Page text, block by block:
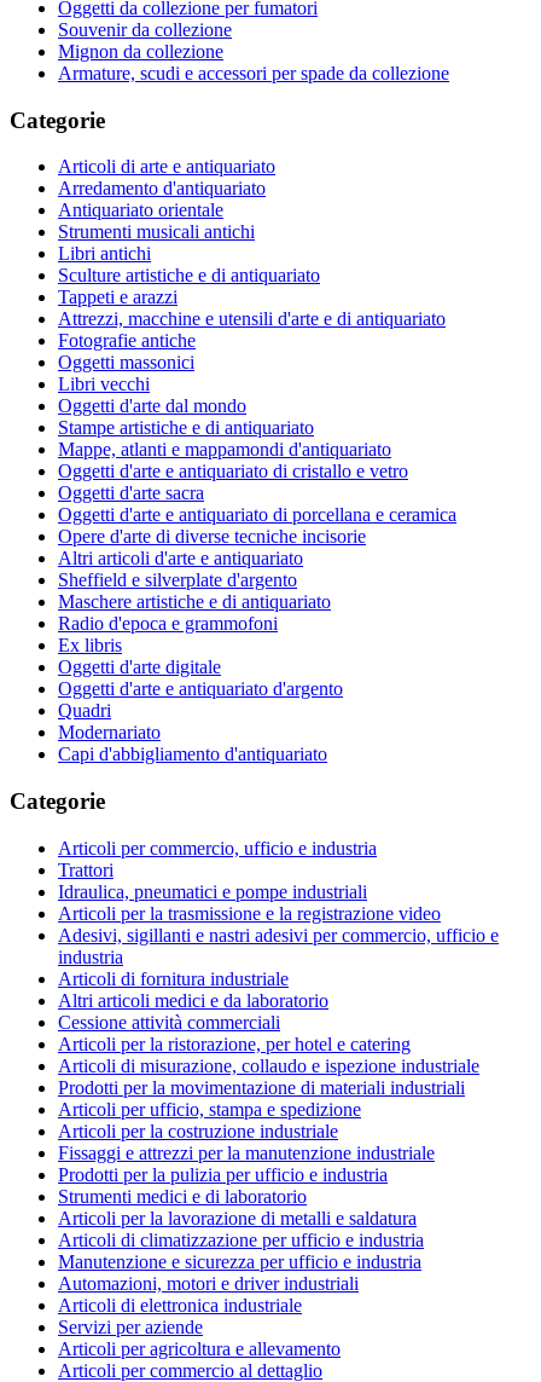
Oggetti da collezione per fumatori
Souvenir da collezione
Mignon da collezione
Armature, scudi e accessori per spade da collezione
Categorie
Articoli di arte e antiquariato
Arredamento d'antiquariato
Antiquariato orientale
Strumenti musicali antichi
Libri antichi
Sculture artistiche e di antiquariato
Tappeti e arazzi
Attrezzi, macchine e utensili d'arte e di antiquariato
Fotografie antiche
Oggetti massonici
Libri vecchi
Oggetti d'arte dal mondo
Stampe artistiche e di antiquariato
Mappe, atlanti e mappamondi d'antiquariato
Oggetti d'arte e antiquariato di cristallo e vetro
Oggetti d'arte sacra
Oggetti d'arte e antiquariato di porcellana e ceramica
Opere d'arte di diverse tecniche incisorie
Altri articoli d'arte e antiquariato
Sheffield e silverplate d'argento
Maschere artistiche e di antiquariato
Radio d'epoca e grammofoni
Ex libris
Oggetti d'arte digitale
Oggetti d'arte e antiquariato d'argento
Quadri
Modernariato
Capi d'abbigliamento d'antiquariato
Categorie
Articoli per commercio, ufficio e industria
Trattori
Idraulica, pneumatici e pompe industriali
Articoli per la trasmissione e la registrazione video
Adesivi, sigillanti e nastri adesivi per commercio, ufficio e
industria
Articoli di fornitura industriale
Altri articoli medici e da laboratorio
Cessione attività commerciali
Articoli per la ristorazione, per hotel e catering
Articoli di misurazione, collaudo e ispezione industriale
Prodotti per la movimentazione di materiali industriali
Articoli per ufficio, stampa e spedizione
Articoli per la costruzione industriale
Fissaggi e attrezzi per la manutenzione industriale
Prodotti per la pulizia per ufficio e industria
Strumenti medici e di laboratorio
Articoli per la lavorazione di metalli e saldatura
Articoli di climatizzazione per ufficio e industria
Manutenzione e sicurezza per ufficio e industria
Automazioni, motori e driver industriali
Articoli di elettronica industriale
Servizi per aziende
Articoli per agricoltura e allevamento
Articoli per commercio al dettaglio